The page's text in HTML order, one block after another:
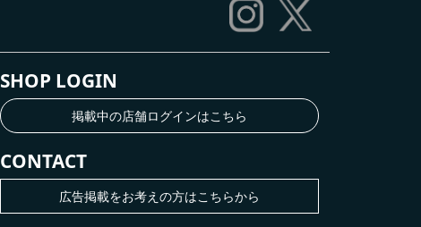
SHOP LOGIN
掲載中の店舗ログインはこちら
CONTACT
広告掲載をお考えの方はこちらから